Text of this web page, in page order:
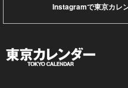
Instagramで東京カレ